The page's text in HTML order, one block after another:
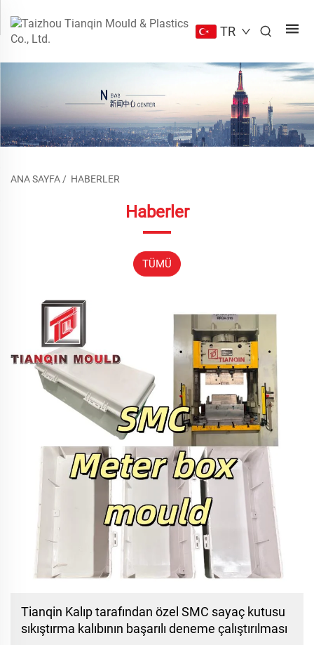
TR
ANA SAYFA / HABERLER
Haberler
TÜMÜ
Tianqin Kalıp tarafından özel SMC sayaç kutusu
sıkıştırma kalıbının başarılı deneme çalıştırılması